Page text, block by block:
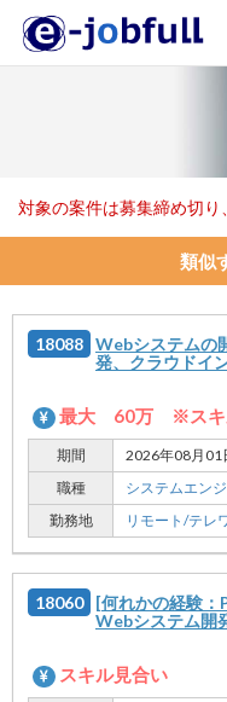
対象の案件は募集締め切り
類似
18088 Webシステムの
発、クラウドイ
最大 60万 ※スキ
期間
2026年08月01
職種
システムエンジ
勤務地
リモート/テレ
18060
[何れかの経験：
Webシステム開
スキル見合い